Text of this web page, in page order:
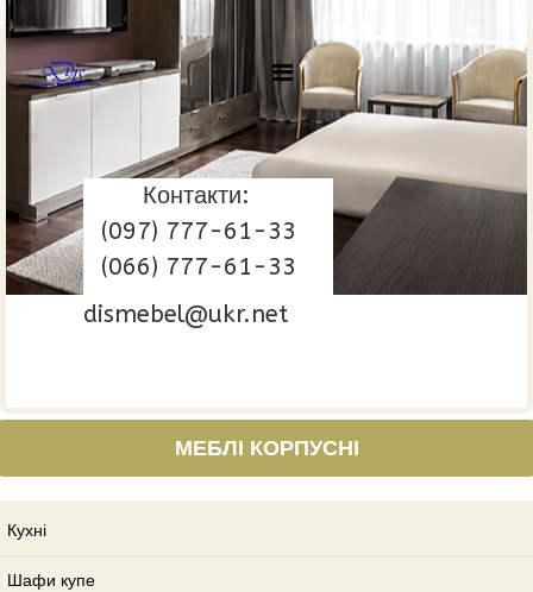
Контакти:
(097) 777-61-33
(066) 777-61-33
dismebel@ukr.net
МЕБЛІ КОРПУСНІ
Кухні
Шафи купе